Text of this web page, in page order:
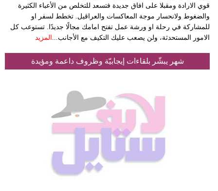
قوي الارادة ومقبلا على افاق جديدة فتسعد للتخلص من الأعباء الكثيرة
والضغوط ولانحسار موجة المعاكسات والعراقيل. تخطط لسفر او
للمشاركة في رحلة او ورشة عمل تفتح امامك مجالًا جديدًا. تستوعب كل
الامور المستحدثة، ولن يصعب عليك التكيف مع الأجانب... المزيد
شهر يبشّر بلقاءات إيجابيّة وظروف داعمة ومؤيدة